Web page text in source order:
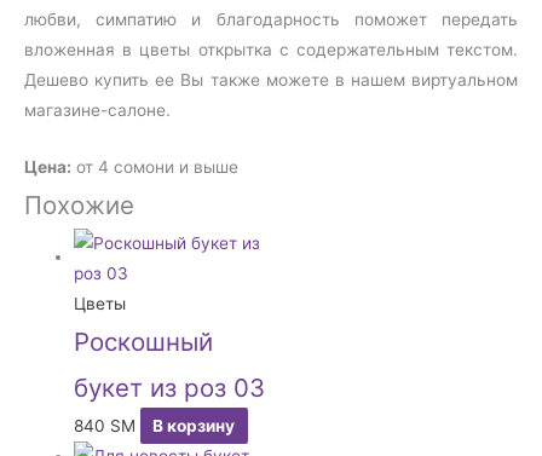
любви, симпатию и благодарность поможет передать
вложенная в цветы открытка с содержательным текстом.
Дешево купить ее Вы также можете в нашем виртуальном
магазине-салоне.
Цена: от 4 сомони и выше
Похожие
Цветы
Роскошный
букет из роз 03
840 ЅМ В корзину